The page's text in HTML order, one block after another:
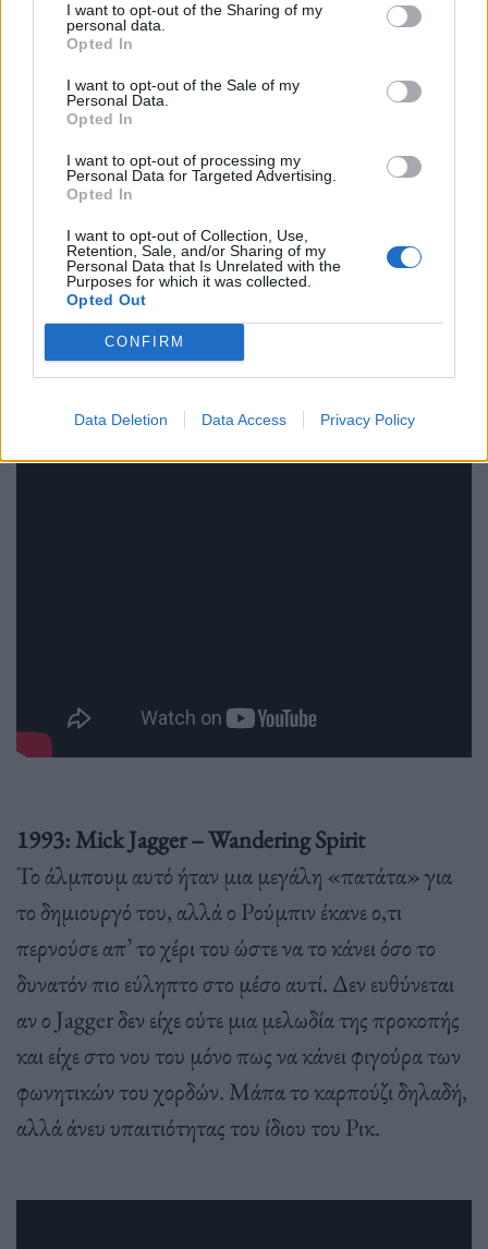
I want to opt-out of the Sharing of my
personal data.
Opted In
I want to opt-out of the Sale of my
Personal Data.
Opted In
I want to opt-out of processing my
Personal Data for Targeted Advertising.
Opted In
I want to opt-out of Collection, Use,
Retention, Sale, and/or Sharing of my
Personal Data that Is Unrelated with the
Purposes for which it was collected.
Opted Out
CONFIRM
Data Deletion Data Access Privacy Policy
διαστρωμάτωση και επεξεργασία, αν το
καλοπροσέξετε και καλοακούσετε.
1993: Mick Jagger – Wandering Spirit
Το άλμπουμ αυτό ήταν μια μεγάλη «πατάτα» για
το δημιουργό του, αλλά ο Ρούμπιν έκανε ο,τι
περνούσε απ’ το χέρι του ώστε να το κάνει όσο το
δυνατόν πιο εύληπτο στο μέσο αυτί. Δεν ευθύνεται
αν ο Jagger δεν είχε ούτε μια μελωδία της προκοπής
και είχε στο νου του μόνο πως να κάνει φιγούρα των
φωνητικών του χορδών. Μάπα το καρπούζι δηλαδή,
αλλά άνευ υπαιτιότητας του ίδιου του Ρικ.